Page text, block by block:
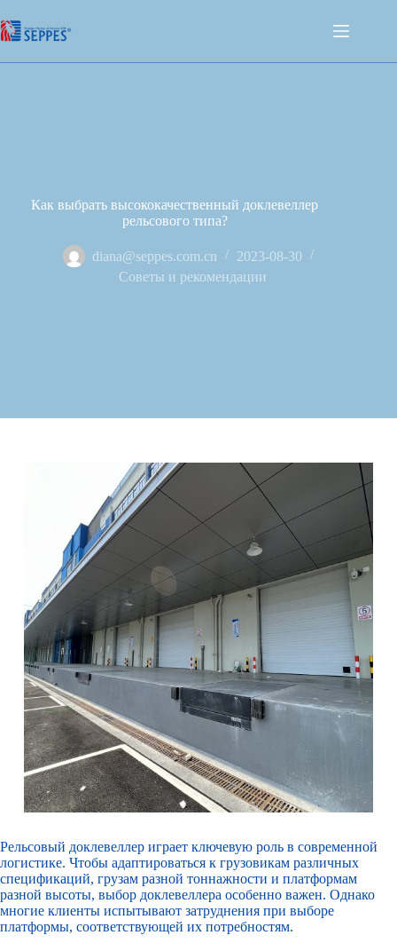
Как выбрать высококачественный доклевеллер
рельсового типа?
diana@seppes.com.cn
2023-08-30
Советы и рекомендации
Рельсовый доклевеллер играет ключевую роль в современной
логистике. Чтобы адаптироваться к грузовикам различных
спецификаций, грузам разной тоннажности и платформам
разной высоты, выбор доклевеллера особенно важен. Однако
многие клиенты испытывают затруднения при выборе
платформы, соответствующей их потребностям.